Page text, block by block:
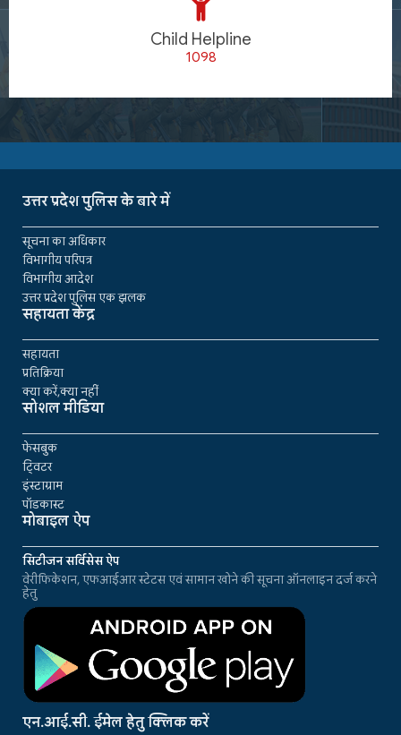
Child Helpline
1098
उत्तर प्रदेश पुलिस के बारे में
सूचना का अधिकार
विभागीय परिपत्र
विभागीय आदेश
उत्तर प्रदेश पुलिस एक झलक
सहायता केंद्र
सहायता
प्रतिक्रिया
क्या करें,क्या नहीं
सोशल मीडिया
फेसबुक
ट्विटर
इंस्टाग्राम
पॉडकास्ट
मोबाइल ऐप
सिटीजन सर्विसेस ऐप
वेरीफिकेशन, एफआईआर स्टेटस एवं सामान खोने की सूचना ऑनलाइन दर्ज करने
हेतु
एन.आई.सी. ईमेल हेतु क्लिक करें